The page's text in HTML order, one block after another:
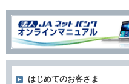
はじめてのお客さま